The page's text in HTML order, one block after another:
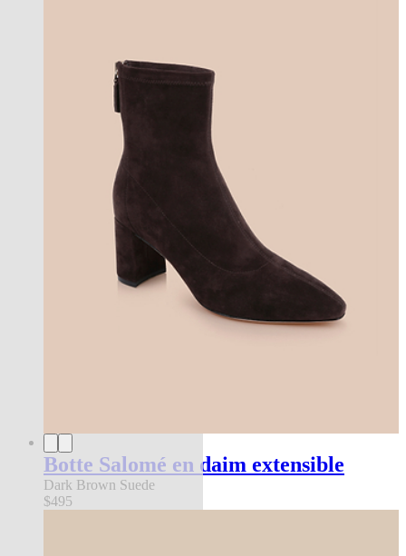
Botte Salomé en daim extensible
Dark Brown Suede
$495